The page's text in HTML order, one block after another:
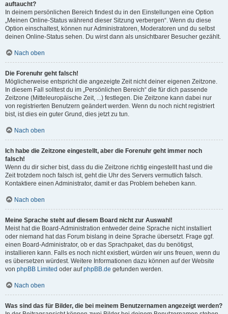
auftaucht?
In deinem persönlichen Bereich findest du in den Einstellungen eine Option
„Meinen Online-Status während dieser Sitzung verbergen“. Wenn du diese
Option einschaltest, können nur Administratoren, Moderatoren und du selbst
deinen Online-Status sehen. Du wirst dann als unsichtbarer Besucher gezählt.
Nach oben
Die Forenuhr geht falsch!
Möglicherweise entspricht die angezeigte Zeit nicht deiner eigenen Zeitzone.
In diesem Fall solltest du im „Persönlichen Bereich“ die für dich passende
Zeitzone (Mitteleuropäische Zeit, ...) festlegen. Die Zeitzone kann dabei nur
von registrierten Benutzern geändert werden. Wenn du noch nicht registriert
bist, ist dies ein guter Grund, dies jetzt zu tun.
Nach oben
Ich habe die Zeitzone eingestellt, aber die Forenuhr geht immer noch
falsch!
Wenn du dir sicher bist, dass du die Zeitzone richtig eingestellt hast und die
Zeit trotzdem noch falsch ist, geht die Uhr des Servers vermutlich falsch.
Kontaktiere einen Administrator, damit er das Problem beheben kann.
Nach oben
Meine Sprache steht auf diesem Board nicht zur Auswahl!
Meist hat die Board-Administration entweder deine Sprache nicht installiert
oder niemand hat das Forum bislang in deine Sprache übersetzt. Frage ggf.
einen Board-Administrator, ob er das Sprachpaket, das du benötigst,
installieren kann. Falls es noch nicht existiert, würden wir uns freuen, wenn du
es übersetzen würdest. Weitere Informationen dazu können auf der Website
von phpBB Limited oder aufphpBB.de gefunden werden.
Nach oben
Was sind das für Bilder, die bei meinem Benutzernamen angezeigt werden?